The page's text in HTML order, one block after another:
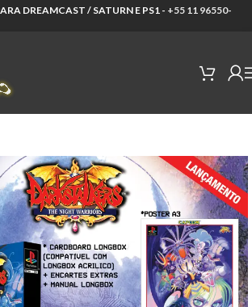
DREAMCAST / SATURN E PS1 - +55 11 96550-